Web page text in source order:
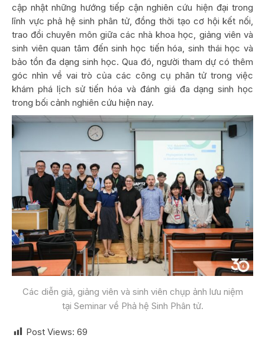
cập nhật những hướng tiếp cận nghiên cứu hiện đại trong
lĩnh vực phả hệ sinh phân tử, đồng thời tạo cơ hội kết nối,
trao đổi chuyên môn giữa các nhà khoa học, giảng viên và
sinh viên quan tâm đến sinh học tiến hóa, sinh thái học và
bảo tồn đa dạng sinh học. Qua đó, người tham dự có thêm
góc nhìn về vai trò của các công cụ phân tử trong việc
khám phá lịch sử tiến hóa và đánh giá đa dạng sinh học
trong bối cảnh nghiên cứu hiện nay.
Các diễn giả, giảng viên và sinh viên chụp ảnh lưu niệm
tại Seminar về Phả hệ Sinh Phân tử.
Post Views: 69